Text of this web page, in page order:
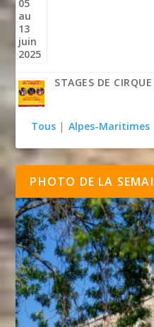
STAGES DE
Tous | Alpes-Maritimes
PHOTO DE LA